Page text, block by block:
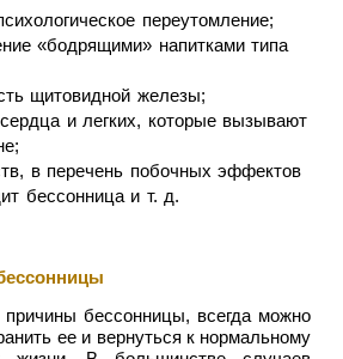
переутомление;
«бодрящими» напитками типа
щитовидной железы;
и легких, которые вызывают
в перечень побочных эффектов
бессонница и т. д.
бессонницы, всегда можно
ее и вернуться к нормальному